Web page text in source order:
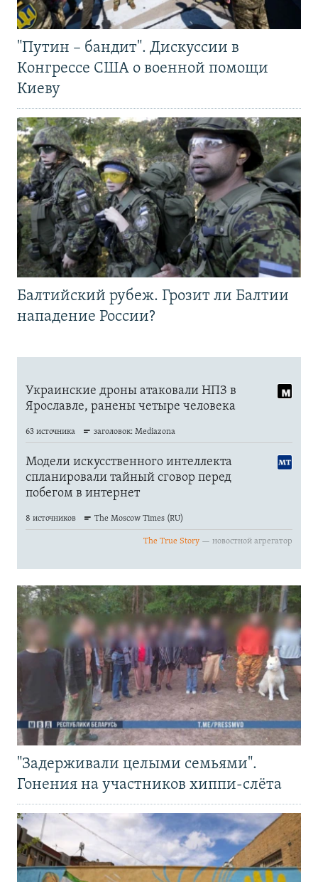
"Путин – бандит". Дискуссии в
Конгрессе США о военной помощи
Киеву
Балтийский рубеж. Грозит ли Балтии
нападение России?
"Задерживали целыми семьями".
Гонения на участников хиппи-слёта